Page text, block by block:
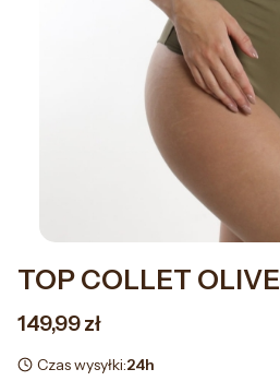
TOP COLLET OLIVE
Cena
149,99 zł
Czas wysyłki:24h